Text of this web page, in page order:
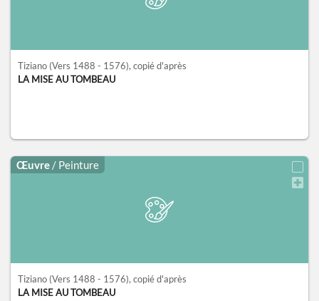
Tiziano (Vers 1488 - 1576), copié d'après
LA MISE AU TOMBEAU
Œuvre / Peinture
Tiziano (Vers 1488 - 1576), copié d'après
LA MISE AU TOMBEAU